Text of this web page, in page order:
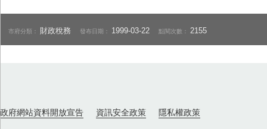
市府分類： 財政稅務 發布日期： 1999-03-22 點閱次數： 2155
政府網站資料開放宣告 資訊安全政策 隱私權政策